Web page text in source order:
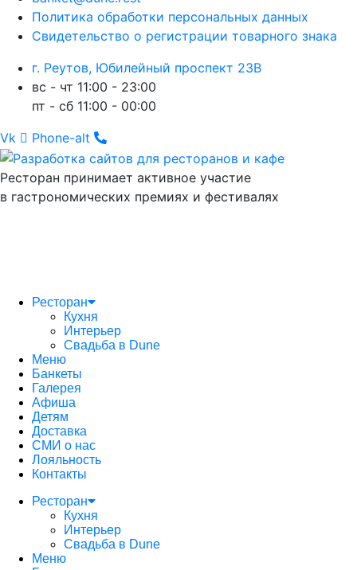
Политика обработки персональных данных
Свидетельство о регистрации товарного знака
г. Реутов, Юбилейный проспект 23В
вс - чт 11:00 - 23:00
пт - сб 11:00 - 00:00
Vk
Phone-alt
Ресторан принимает активное участие
в гастрономических премиях и фестивалях
Ресторан
Кухня
Интерьер
Свадьба в Dune
Меню
Банкеты
Галерея
Афиша
Детям
Доставка
СМИ о нас
Лояльность
Контакты
Ресторан
Кухня
Интерьер
Свадьба в Dune
Меню